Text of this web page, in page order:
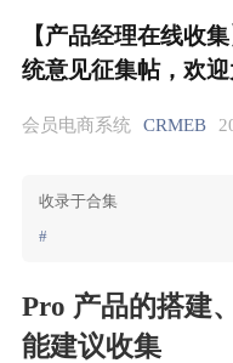
【产品经理在线收
统意见征集帖，欢迎
会员电商系统 CRMEB
收录于合集
#
Pro 产品的搭建
能建议收集